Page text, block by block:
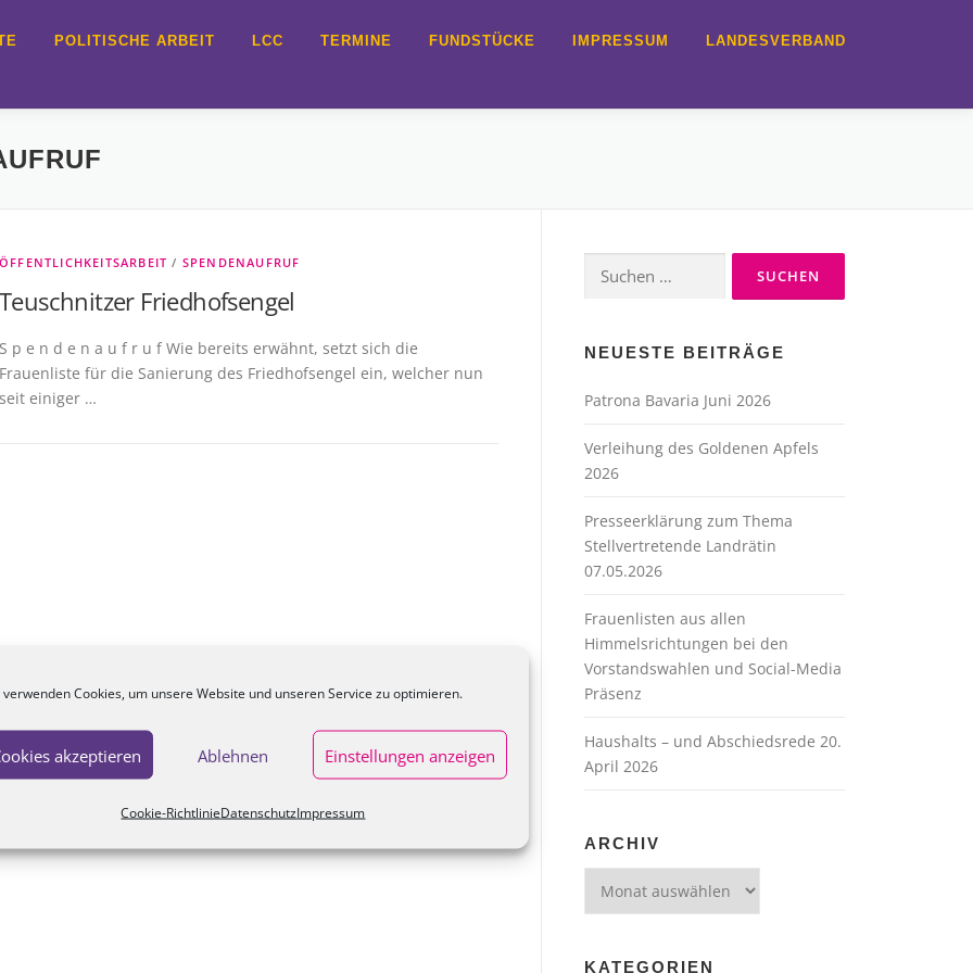
verwenden Cookies, um unsere Website und unseren Service zu optimieren.
akzeptieren Ablehnen Einstellungen anzeigen
Cookie-RichtlinieDatenschutzImpressum
POLITISCHE ARBEIT LCC TERMINE FUNDSTÜCKE IMPRESSUM LANDESVERBAND
ÖFFENTLICHKEITSARBEIT / SPENDENAUFRUF
Teuschnitzer Friedhofsengel
S p e n d e n a u f r u f Wie bereits erwähnt, setzt sich die
Frauenliste für die Sanierung des Friedhofsengel ein, welcher nun
seit einiger …
nach:
NEUESTE BEITRÄGE
Patrona Bavaria Juni 2026
Verleihung des Goldenen Apfels
2026
Presseerklärung zum Thema
Stellvertretende Landrätin
07.05.2026
Frauenlisten aus allen
Himmelsrichtungen bei den
Vorstandswahlen und Social-Media
Präsenz
Haushalts – und Abschiedsrede 20.
April 2026
ARCHIV
KATEGORIEN